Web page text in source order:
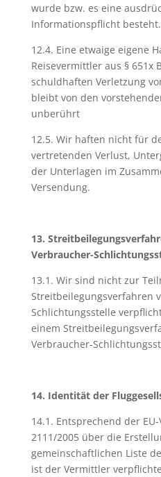
wurde bzw. es eine
Informationspflicht besteht.
12.4. Eine etwaige eigene
Reisevermittler aus § 651x
schuldhaften Verletzung
bleibt von den
unberührt
12.5. Wir haften nicht für
vertretenden Verlust,
der Unterlagen im
Versendung.
13.
Verbraucher-
13.1. Wir sind nicht zur
Streitbeilegungsverfahren
Schlichtungsstelle
einem
Verbraucher-
14. Identität der
14.1. Entsprechend der
2111/2005 über die
gemeinschaftlichen Liste
ist der Vermittler